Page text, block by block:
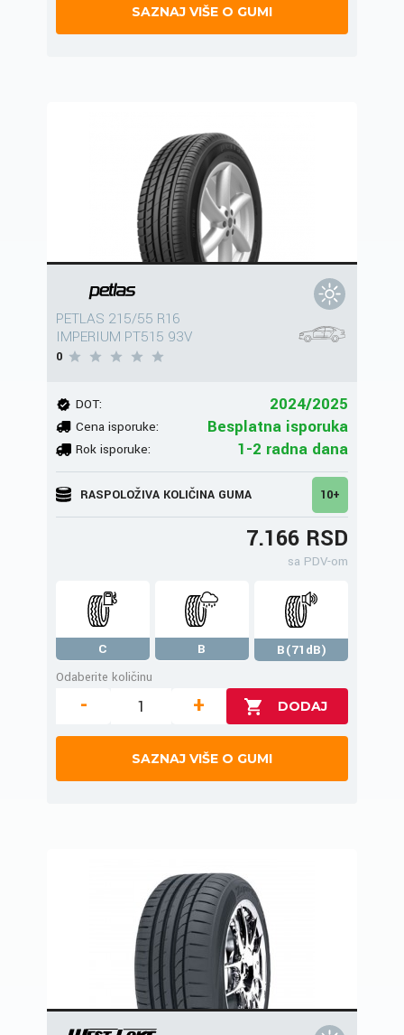
SAZNAJ VIŠE O GUMI
PETLAS 215/55 R16
IMPERIUM PT515 93V
0
DOT: 2024/2025
Cena isporuke: Besplatna isporuka
Rok isporuke: 1-2 radna dana
RASPOLOŽIVA KOLIČINA GUMA 10+
7.166 RSD
sa PDV-om
C B
B(71dB)
Odaberite količinu
- +
SAZNAJ VIŠE O GUMI